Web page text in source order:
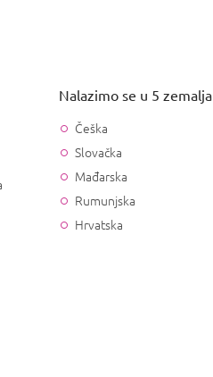
Nalazimo se u 5 zemalja
Češka
Slovačka
Mađarska
Rumunjska
Hrvatska